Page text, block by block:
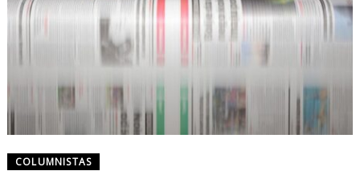
COLUMNISTAS